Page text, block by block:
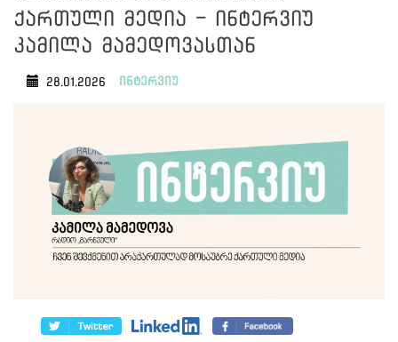
ქართული მედია - ინტერვიუ
კამილა მამედოვასთან
28.01.2026 ინტერვიუ